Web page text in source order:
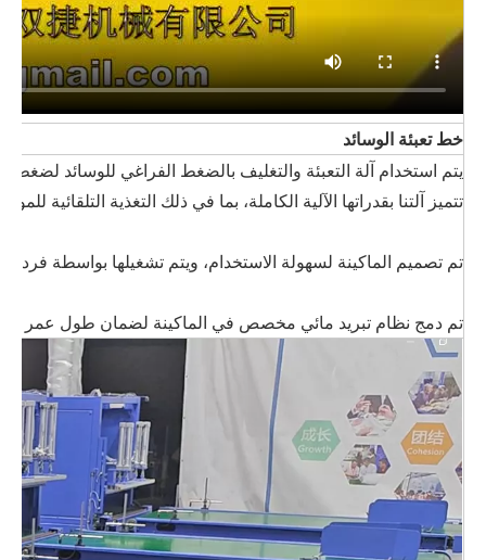
خط تعبئة الوسائد
يتم استخدام آلة التعبئة والتغليف بالضغط الفراغي للوسائد لضغط
تتميز آلتنا بقدراتها الآلية الكاملة، بما في ذلك التغذية
تم تصميم الماكينة لسهولة الاستخدام، ويتم تشغيلها بواسطة فرد
تم دمج نظام تبريد مائي مخصص في الماكينة لضمان طول عمر الختم